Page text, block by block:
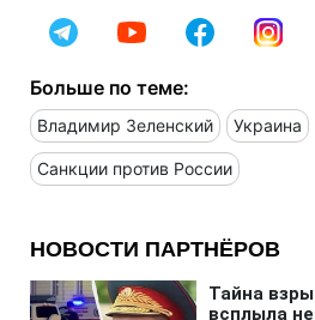
Больше по теме:
Владимир Зеленский Украина
Санкции против России